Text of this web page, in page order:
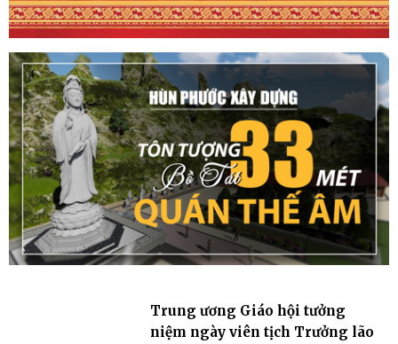
Trung ương Giáo hội tưởng
niệm ngày viên tịch Trưởng lão